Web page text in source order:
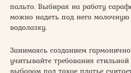
пальто. Выбирая на работу
можно надеть под него
водолазку.
Занимаясь созданием
учитывайте требования